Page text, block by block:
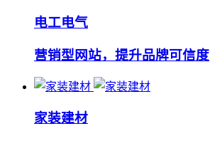
电工电气
营销型网站，提升品牌可信度
家装建材